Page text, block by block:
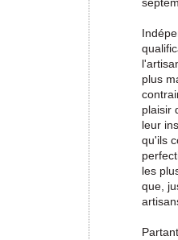
plus
plaisir
leur
qu'ils
les
que,